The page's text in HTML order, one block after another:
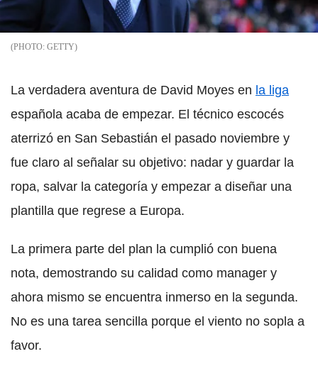
GETTY
La verdadera aventura de David Moyes en la liga
española acaba de empezar. El técnico escocés
aterrizó en San Sebastián el pasado noviembre y
fue claro al señalar su objetivo: nadar y guardar la
ropa, salvar la categoría y empezar a diseñar una
plantilla que regrese a Europa.
La primera parte del plan la cumplió con buena
nota, demostrando su calidad como manager y
ahora mismo se encuentra inmerso en la segunda.
No es una tarea sencilla porque el viento no sopla a
favor.